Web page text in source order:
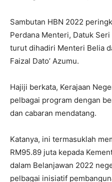
Sambutan HBN 2022
Perdana Menteri, Datuk
turut dihadiri Menteri Belia
Faizal Dato’ Azumu.
Hajiji berkata, Kerajaan
pelbagai program dengan
dan cabaran mendatang.
Katanya, ini termasuklah
RM95.89 juta kepada
dalam Belanjawan 2022
pelbagai inisiatif